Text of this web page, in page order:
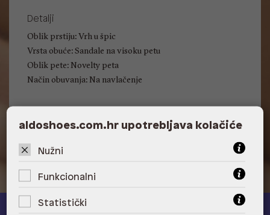
Detalji
Oblik prstiju: Vrh u špic
Vrsta obuće: Sandale na visoku petu
Oblik pete: Novelty peta
Način obuvanja: Na navlačenje
Visina pete: 10.16 cm
aldoshoes.com.hr upotrebljava kolačiće
Nužni
Funkcionalni
Statistički